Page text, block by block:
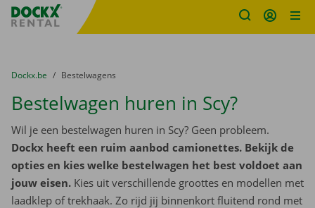
Fratello DEMO
U bevindt zich hier:
van
Dockx.be naar
Bestelwagens
Bestelwagen huren in Scy?
Wil je een bestelwagen huren in Scy? Geen probleem.
Dockx heeft een ruim aanbod camionettes. Bekijk de
opties en kies welke bestelwagen het best voldoet aan
jouw eisen. Kies uit verschillende groottes en modellen met
laadklep of trekhaak. Zo rijd jij binnenkort fluitend rond met